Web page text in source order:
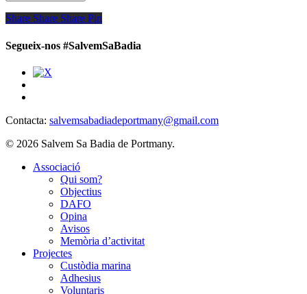
Share
Share Share Share Pin
Segueix-nos #SalvemSaBadia
Contacta: salvemsabadiadeportmany@gmail.com
© 2026 Salvem Sa Badia de Portmany.
Close
Associació
Qui som?
Objectius
DAFO
Opina
Avisos
Memòria d’activitat
Projectes
Custòdia marina
Adhesius
Voluntaris